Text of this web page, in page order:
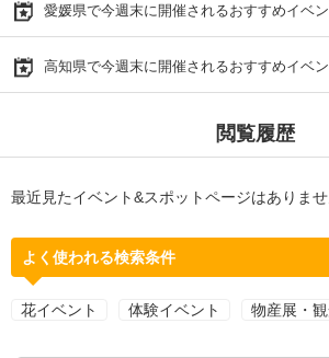
愛媛県で今週末に開催されるおすすめイベ
高知県で今週末に開催されるおすすめイベ
閲覧履歴
最近見たイベント&スポットページはありませ
よく使われる検索条件
花イベント 体験イベント 物産展・